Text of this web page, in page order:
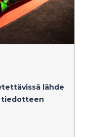
lähde
tiedotteen